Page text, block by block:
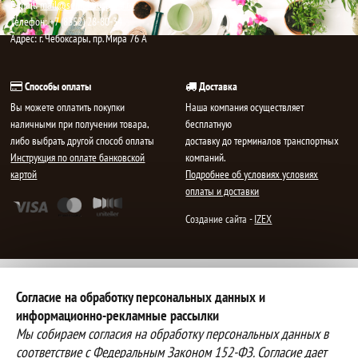
Согласие на обработку персональных данных и
информационно-рекламные рассылки
Мы собираем согласия на обработку персональных данных в
соответствие с Федеральным Законом 152-ФЗ. Согласие дает
E-mail:mail@semenauspeha.ru
Телефон: +7 (8352) 28-80-34
Адрес: г. Чебоксары, пр. Мира 76 А
Способы оплаты
Вы можете оплатить покупки
наличными при получении товара,
либо выбрать другой способ оплаты
Инструкция по оплате банковской
картой
Доставка
Наша компания осуществляет
бесплатную
доставку до терминалов транспортных
компаний.
Подробнее об условиях условиях
оплаты и доставки
Создание сайта -IZEX